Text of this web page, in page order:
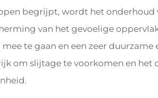
begrijpt, wordt het onderhoud
van het gevoelige
te gaan en een zeer duurzame
om slijtage te voorkomen en het